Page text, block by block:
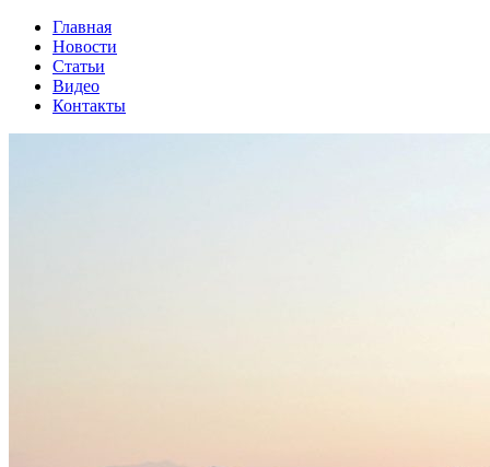
Главная
Новости
Статьи
Видео
Контакты